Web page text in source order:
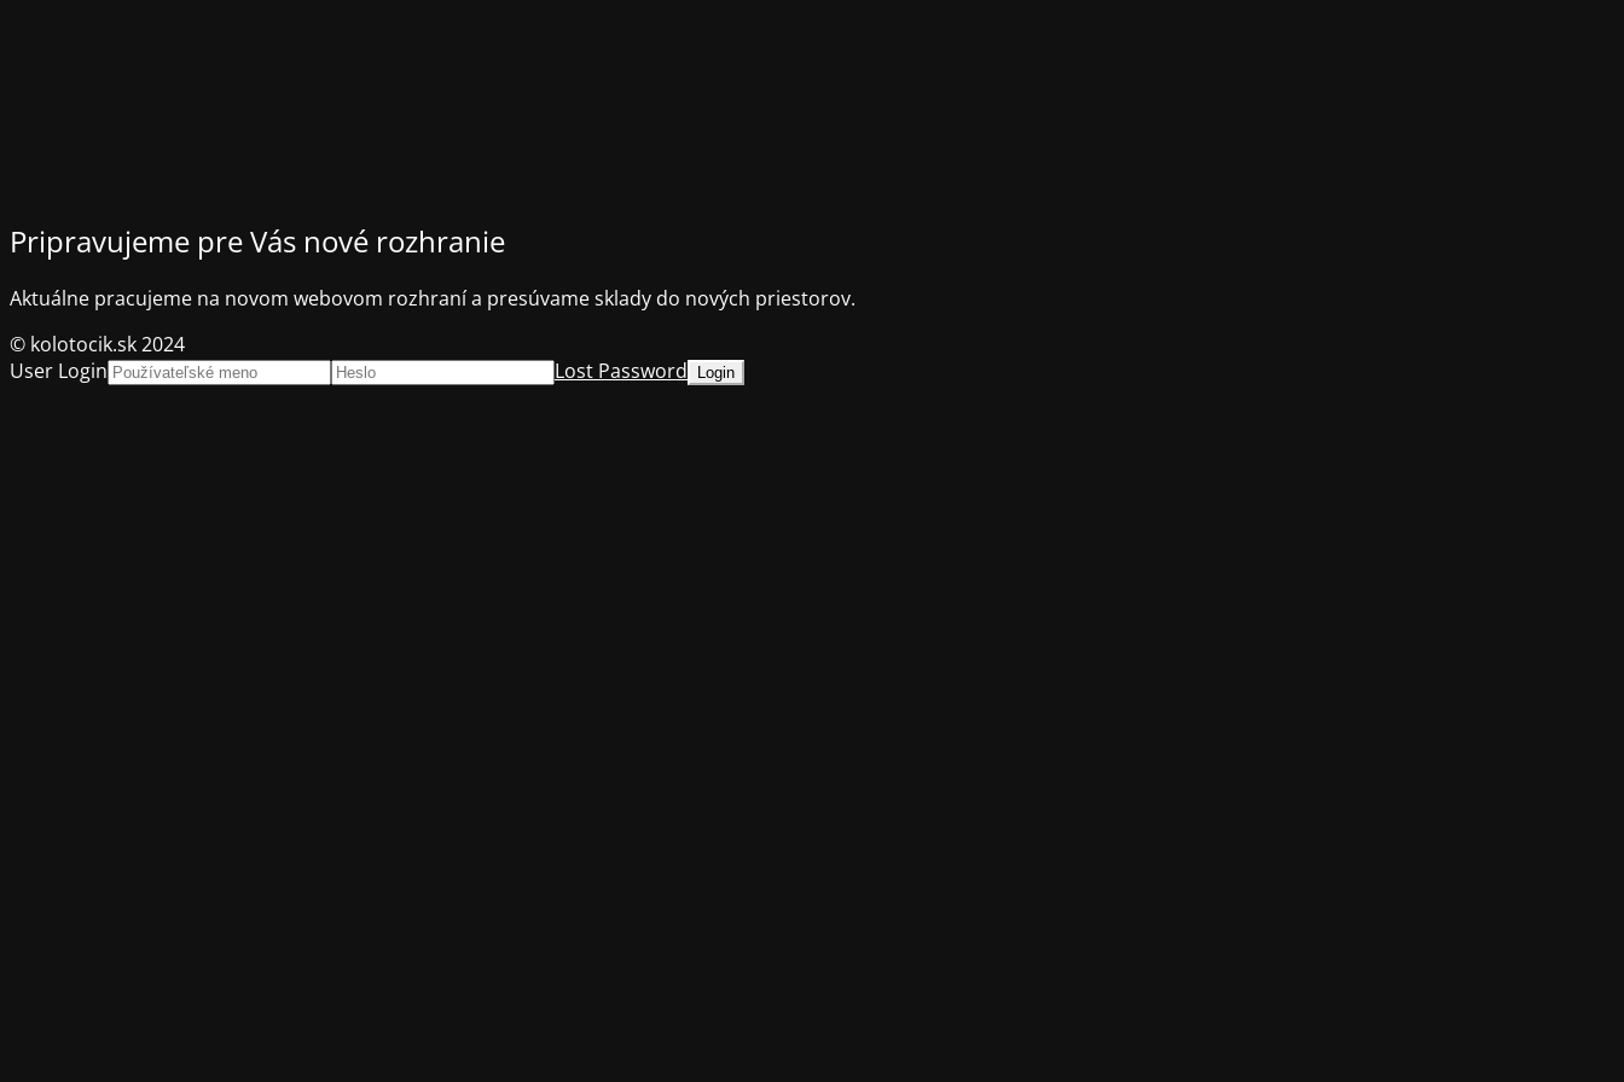
Pripravujeme pre Vás nové rozhranie
Aktuálne pracujeme na novom webovom rozhraní a presúvame sklady do nových priestorov.
© kolotocik.sk 2024
User Login
Lost Password